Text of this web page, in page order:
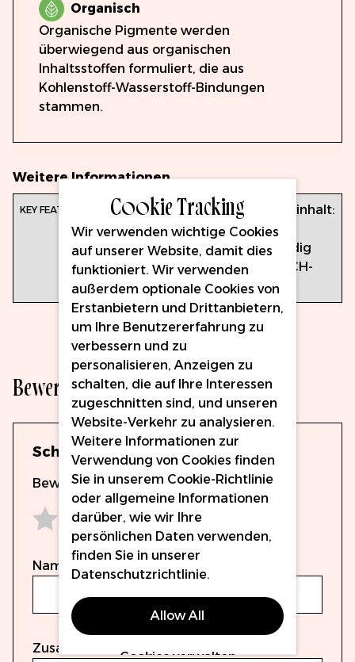
Organisch
Organische Pigmente werden
überwiegend aus organischen
Inhaltsstoffen formuliert, die aus
Kohlenstoff-Wasserstoff-Bindungen
stammen.
Weitere Informationen
Produktmerkmale:Flascheninhalt:
15 ml
Vollständig
EU-REACH-
konform
Bewertungen
Schreiben Sie eine Bewertung
Bewertung
2 stars
3 stars
4 stars
5 stars
Name
Zusammenfassung
Cookie Tracking
Wir verwenden wichtige Cookies
auf unserer Website, damit dies
funktioniert. Wir verwenden
außerdem optionale Cookies von
Erstanbietern und Drittanbietern,
um Ihre Benutzererfahrung zu
verbessern und zu
personalisieren, Anzeigen zu
schalten, die auf Ihre Interessen
zugeschnitten sind, und unseren
Website-Verkehr zu analysieren.
Weitere Informationen zur
Verwendung von Cookies finden
Sie in unserem Cookie-Richtlinie
oder allgemeine Informationen
darüber, wie wir Ihre
persönlichen Daten verwenden,
finden Sie in unserer
Datenschutzrichtlinie.
Allow All
Cookies verwalten